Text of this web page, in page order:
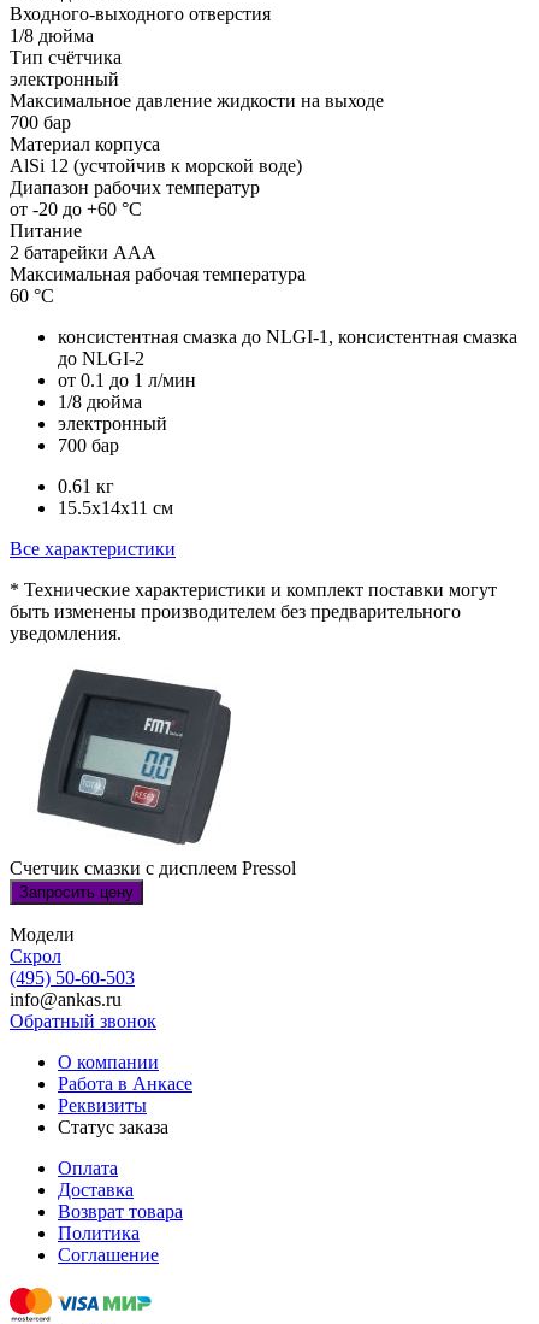
Входного-выходного отверстия
1/8 дюйма
Тип счётчика
электронный
Максимальное давление жидкости на выходе
700 бар
Материал корпуса
AlSi 12 (усчтойчив к морской воде)
Диапазон рабочих температур
от -20 до +60 °C
Питание
2 батарейки ААА
Максимальная рабочая температура
60 °C
консистентная смазка до NLGI-1, консистентная смазка
до NLGI-2
от 0.1 до 1 л/мин
1/8 дюйма
электронный
700 бар
0.61 кг
15.5x14x11 см
Все характеристики
* Технические характеристики и комплект поставки могут
быть изменены производителем без предварительного
уведомления.
Счетчик смазки с дисплеем Pressol
Запросить цену
Модели
Скрол
(495) 50-60-503
info@ankas.ru
Обратный звонок
О компании
Работа в Анкасе
Реквизиты
Статус заказа
Оплата
Доставка
Возврат товара
Политика
Соглашение